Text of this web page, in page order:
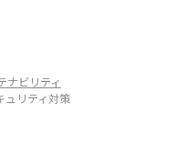
ナビリティ
ュリティ対策